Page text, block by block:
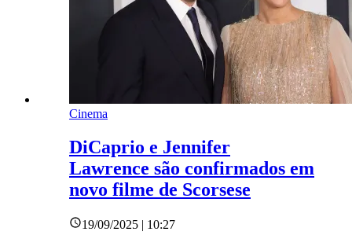
Cinema
DiCaprio e Jennifer
Lawrence são confirmados em
novo filme de Scorsese
19/09/2025 | 10:27